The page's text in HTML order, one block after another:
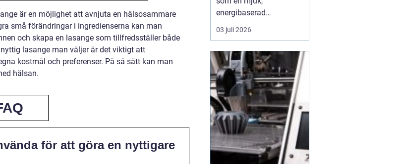
är en möjlighet att avnjuta en hälsosammare
små förändringar i ingredienserna kan man
och skapa en lasange som tillfredsställer både
lasange man väljer är det viktigt att
kostmål och preferenser. På så sätt kan man
hälsan.
för att göra en nyttigare
energibaserad
behandlingsmetod som
stödjer kroppens egen
ligger på balans, lugn
och ökad närvaro
snarare än snabba
mirakel. Många som
provar upplever ...
03 juli 2026